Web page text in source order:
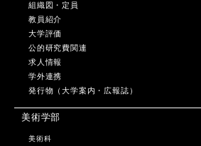
組織図・定員
教員紹介
大学評価
公的研究費関連
求人情報
学外連携
発行物（大学案内・広報誌）
美術学部
美術科